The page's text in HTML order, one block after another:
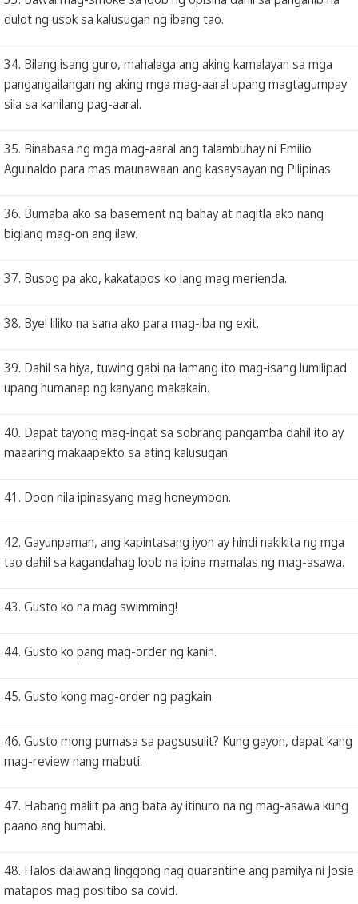
dulot ng usok sa kalusugan ng ibang tao.
34. Bilang isang guro, mahalaga ang aking kamalayan sa mga
pangangailangan ng aking mga mag-aaral upang magtagumpay
sila sa kanilang pag-aaral.
35. Binabasa ng mga mag-aaral ang talambuhay ni Emilio
Aguinaldo para mas maunawaan ang kasaysayan ng Pilipinas.
36. Bumaba ako sa basement ng bahay at nagitla ako nang
biglang mag-on ang ilaw.
37. Busog pa ako, kakatapos ko lang mag merienda.
38. Bye! liliko na sana ako para mag-iba ng exit.
39. Dahil sa hiya, tuwing gabi na lamang ito mag-isang lumilipad
upang humanap ng kanyang makakain.
40. Dapat tayong mag-ingat sa sobrang pangamba dahil ito ay
maaaring makaapekto sa ating kalusugan.
41. Doon nila ipinasyang mag honeymoon.
42. Gayunpaman, ang kapintasang iyon ay hindi nakikita ng mga
tao dahil sa kagandahag loob na ipina mamalas ng mag-asawa.
43. Gusto ko na mag swimming!
44. Gusto ko pang mag-order ng kanin.
45. Gusto kong mag-order ng pagkain.
46. Gusto mong pumasa sa pagsusulit? Kung gayon, dapat kang
mag-review nang mabuti.
47. Habang maliit pa ang bata ay itinuro na ng mag-asawa kung
paano ang humabi.
48. Halos dalawang linggong nag quarantine ang pamilya ni Josie
matapos mag positibo sa covid.